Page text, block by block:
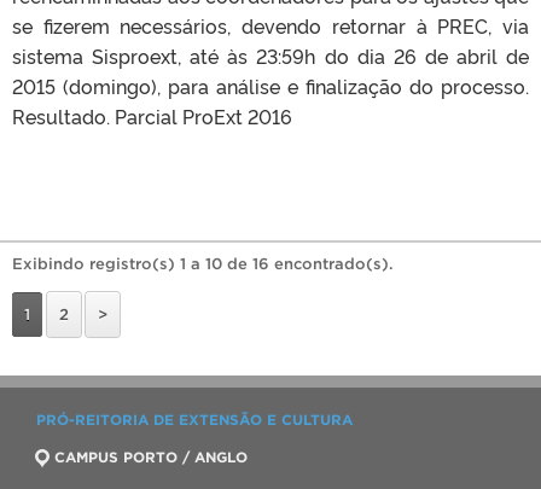
se fizerem necessários, devendo retornar à PREC, via
sistema Sisproext, até às 23:59h do dia 26 de abril de
2015 (domingo), para análise e finalização do processo.
Resultado. Parcial ProExt 2016
Exibindo registro(s) 1 a 10 de 16 encontrado(s).
1 2 >
PRÓ-REITORIA DE EXTENSÃO E CULTURA
CAMPUS PORTO / ANGLO